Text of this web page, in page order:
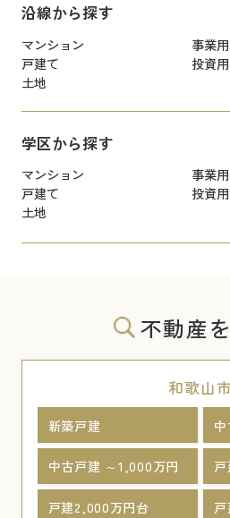
沿線から探す
マンション
事業用
戸建て
投資用
土地
学区から探す
マンション
事業用
戸建て
投資用
土地
不動産
和歌山市
新築戸建
中古戸建 ～1,000万円
戸建2,000万円台